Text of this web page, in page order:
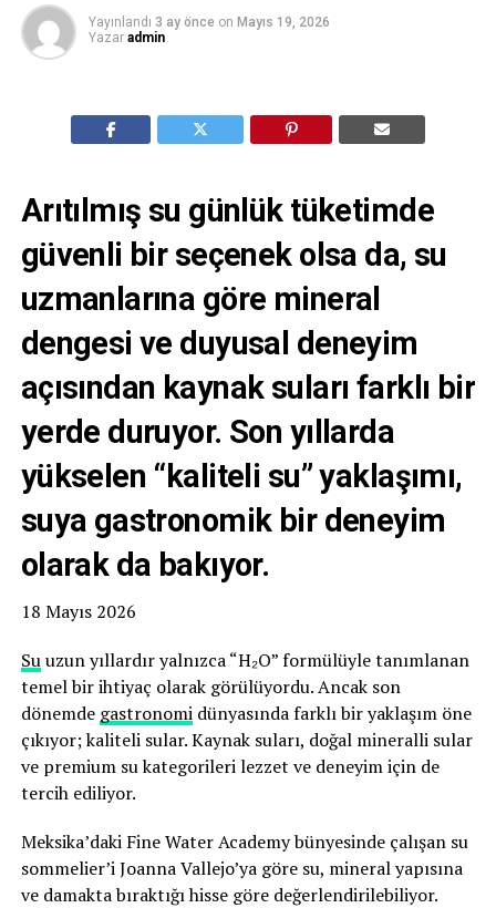
Yayınlandı 3 ay önce on Mayıs 19, 2026
Yazar admin
Arıtılmış su günlük tüketimde
güvenli bir seçenek olsa da, su
uzmanlarına göre mineral
dengesi ve duyusal deneyim
açısından kaynak suları farklı bir
yerde duruyor. Son yıllarda
yükselen “kaliteli su” yaklaşımı,
suya gastronomik bir deneyim
olarak da bakıyor.
18 Mayıs 2026
Suuzun yıllardır yalnızca “H₂O” formülüyle tanımlanan
temel bir ihtiyaç olarak görülüyordu. Ancak son
dönemde gastronomidünyasında farklı bir yaklaşım öne
çıkıyor; kaliteli sular. Kaynak suları, doğal mineralli sular
ve premium su kategorileri lezzet ve deneyim için de
tercih ediliyor.
Meksika’daki Fine Water Academy bünyesinde çalışan su
sommelier’i Joanna Vallejo’ya göre su, mineral yapısına
ve damakta bıraktığı hisse göre değerlendirilebiliyor.